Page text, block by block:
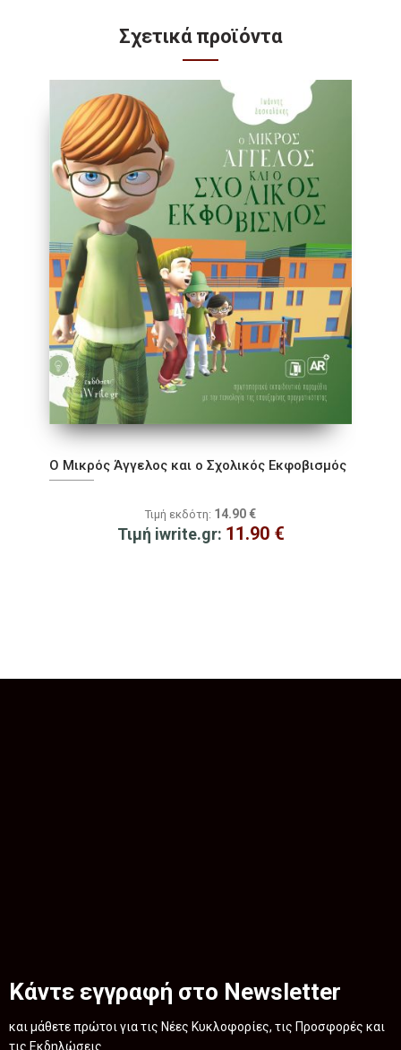
Σχετικά προϊόντα
Ο Μικρός Άγγελος και ο Σχολικός Εκφοβισμός
Τιμή εκδότη: 14.90 €
Τιμή iwrite.gr: 11.90 €
Κάντε εγγραφή στο Newsletter
και μάθετε πρώτοι για τις Νέες Κυκλοφορίες, τις Προσφορές και
τις Εκδηλώσεις